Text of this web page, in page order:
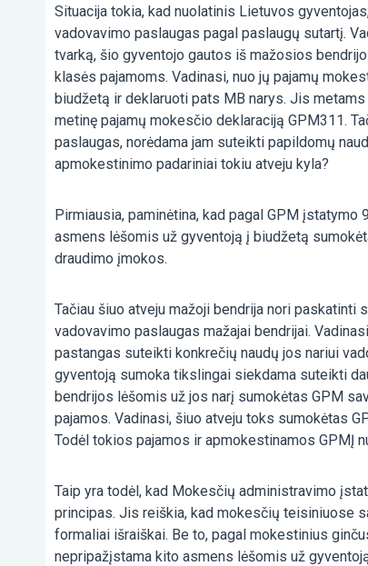
Situacija tokia, kad nuolatinis Lietuvos
vadovavimo paslaugas pagal paslaugų sutartį.
tvarką, šio gyventojo gautos iš mažosios
klasės pajamoms. Vadinasi, nuo jų pajamų
biudžetą ir deklaruoti pats MB narys. Jis
metinę pajamų mokesčio deklaraciją GPM311.
paslaugas, norėdama jam suteikti papildomų
apmokestinimo padariniai tokiu atveju kyla?
Pirmiausia, paminėtina, kad pagal GPM
asmens lėšomis už gyventoją į biudžetą
draudimo įmokos.
Tačiau šiuo atveju mažoji bendrija nori
vadovavimo paslaugas mažajai bendrijai.
pastangas suteikti konkrečių naudų jos nariui
gyventoją sumoka tikslingai siekdama suteikti
bendrijos lėšomis už jos narį sumokėtas GPM
pajamos. Vadinasi, šiuo atveju toks sumokėtas
Todėl tokios pajamos ir apmokestinamos GPMĮ
Taip yra todėl, kad Mokesčių administravimo
principas. Jis reiškia, kad mokesčių teisiniuose
formaliai išraiškai. Be to, pagal mokestinius
nepripažįstama kito asmens lėšomis už